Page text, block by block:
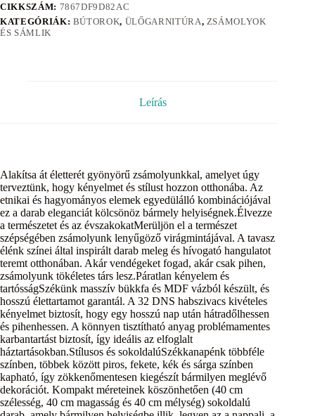
CIKKSZÁM: 7867DF9D82AC
KATEGÓRIÁK: BÚTOROK, ÜLŐGARNITÚRA, ZSÁMOLYOK
ÉS SÁMLIK
Leírás
Alakítsa át életterét gyönyörű zsámolyunkkal, amelyet úgy
terveztünk, hogy kényelmet és stílust hozzon otthonába. Az
etnikai és hagyományos elemek egyedülálló kombinációjával
ez a darab eleganciát kölcsönöz bármely helyiségnek.Élvezze
a természetet és az évszakokatMerüljön el a természet
szépségében zsámolyunk lenyűgöző virágmintájával. A tavasz
élénk színei által inspirált darab meleg és hívogató hangulatot
teremt otthonában. Akár vendégeket fogad, akár csak pihen,
zsámolyunk tökéletes társ lesz.Páratlan kényelem és
tartósságSzékünk masszív bükkfa és MDF vázból készült, és
hosszú élettartamot garantál. A 32 DNS habszivacs kivételes
kényelmet biztosít, hogy egy hosszú nap után hátradőlhessen
és pihenhessen. A könnyen tisztítható anyag problémamentes
karbantartást biztosít, így ideális az elfoglalt
háztartásokban.Stílusos és sokoldalúSzékkanapénk többféle
színben, többek között piros, fekete, kék és sárga színben
kapható, így zökkenőmentesen kiegészít bármilyen meglévő
dekorációt. Kompakt méreteinek köszönhetően (40 cm
szélesség, 40 cm magasság és 40 cm mélység) sokoldalú